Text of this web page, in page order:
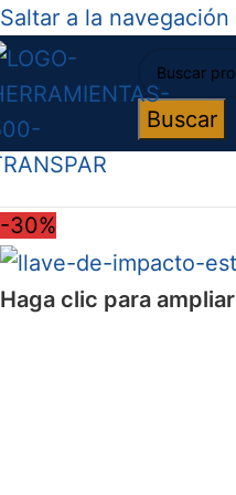
Saltar a la navegación
Buscar
-30%
Haga clic para ampliar